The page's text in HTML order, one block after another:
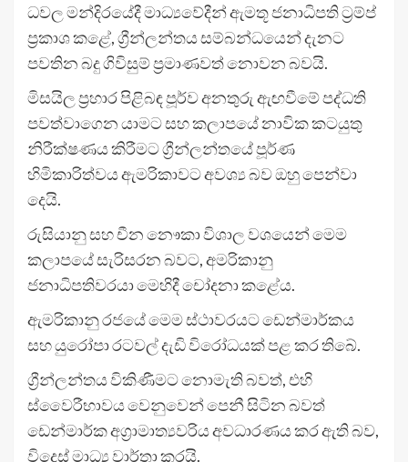
ධවල මන්දිරයේදී මාධ්‍යවේදීන් ඇමතූ ජනාධිපති ට්‍රම්ප්
ප්‍රකාශ කළේ, ග්‍රීන්ලන්තය සම්බන්ධයෙන් දැනට
පවතින බදු ගිවිසුම් ප්‍රමාණවත් නොවන බවයි.
මිසයිල ප්‍රහාර පිළිබඳ පූර්ව අනතුරු ඇඟවීමේ පද්ධති
පවත්වාගෙන යාමට සහ කලාපයේ නාවික කටයුතු
නිරීක්ෂණය කිරීමට ග්‍රීන්ලන්තයේ පූර්ණ
හිමිකාරිත්වය ඇමරිකාවට අවශ්‍ය බව ඔහු පෙන්වා
දෙයි.
රුසියානු සහ චීන නෞකා විශාල වශයෙන් මෙම
කලාපයේ සැරිසරන බවට, අමරිකානු
ජනාධිපතිවරයා මෙහිදී චෝදනා කළේය.
ඇමරිකානු රජයේ මෙම ස්ථාවරයට ඩෙන්මාර්කය
සහ යුරෝපා රටවල් දැඩි විරෝධයක් පළ කර තිබේ.
ග්‍රීන්ලන්තය විකිණීමට නොමැති බවත්, එහි
ස්වෛරීභාවය වෙනුවෙන් පෙනී සිටින බවත්
ඩෙන්මාර්ක අග්‍රාමාත්‍යවරිය අවධාරණය කර ඇති බව,
විදෙස් මාධ්‍ය වාර්තා කරයි.